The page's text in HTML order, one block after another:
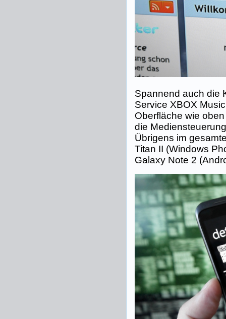
Spannend auch die
Service XBOX
Oberfläche wie
die
Übrigens im
Titan II (Windows
Galaxy Note 2